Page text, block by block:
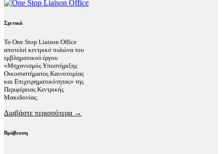
Σχετικά
Το One Stop Liaison Office
αποτελεί κεντρικό πυλώνα του
εμβληματικού έργου
«Μηχανισμός Υποστήριξης
Οικοσυστήματος Καινοτομίας
και Επιχειρηματικότητας» της
Περιφέρειας Κεντρικής
Μακεδονίας.
Διαβάστε περισσότερα →
Βράβευση